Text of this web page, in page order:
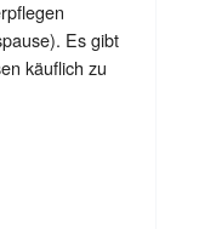
Es gibt
käuflich zu